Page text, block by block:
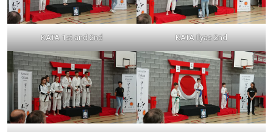
KATA 1st and 2nd KATA Ilyas 2nd